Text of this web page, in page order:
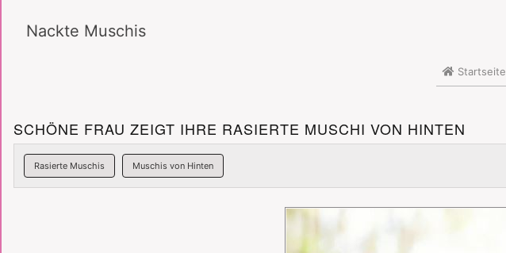
Nackte Muschis
Startseite
SCHÖNE FRAU ZEIGT IHRE RASIERTE MUSCHI VON HINTEN
Rasierte Muschis Muschis von Hinten